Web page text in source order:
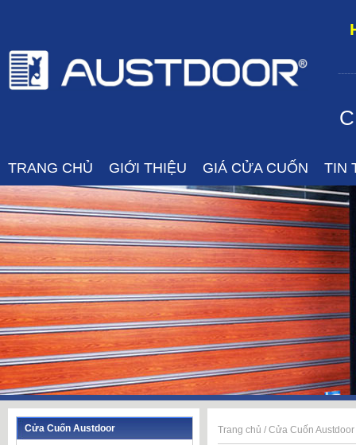
TRANG CHỦ GIỚI THIỆU GIÁ CỬA CUỐN TIN
Cửa Cuốn Austdoor Trang chủ / Cửa Cuốn Austdoor